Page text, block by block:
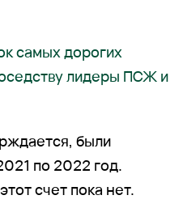
самых дорогих
лидеры ПСЖ и
были
по 2022 год.
счет пока нет.